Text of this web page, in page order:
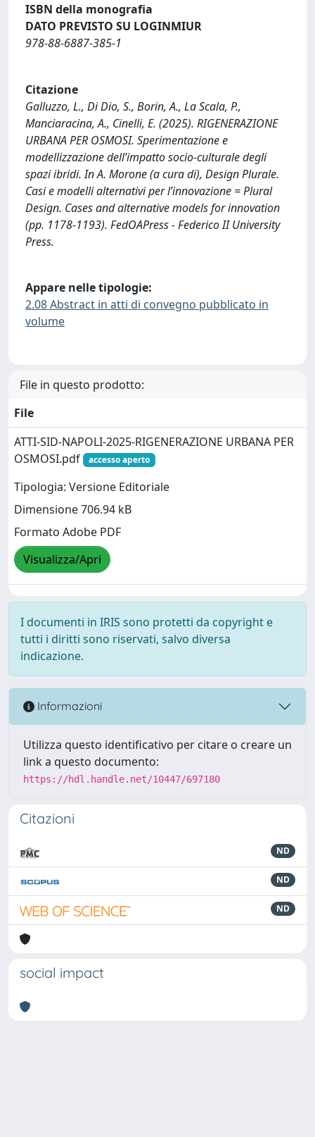
ISBN della monografia
DATO PREVISTO SU LOGINMIUR
978-88-6887-385-1
Citazione
Galluzzo, L., Di Dio, S., Borin, A., La Scala, P.,
Manciaracina, A., Cinelli, E. (2025). RIGENERAZIONE
URBANA PER OSMOSI. Sperimentazione e
modellizzazione dell’impatto socio-culturale degli
spazi ibridi. In A. Morone (a cura di), Design Plurale.
Casi e modelli alternativi per l’innovazione = Plural
Design. Cases and alternative models for innovation
(pp. 1178-1193). FedOAPress - Federico II University
Press.
Appare nelle tipologie:
2.08 Abstract in atti di convegno pubblicato in
volume
File in questo prodotto:
File
ATTI-SID-NAPOLI-2025-RIGENERAZIONE URBANA PER
OSMOSI.pdf
accesso aperto
Tipologia: Versione Editoriale
Dimensione 706.94 kB
Formato Adobe PDF
Visualizza/Apri
I documenti in IRIS sono protetti da copyright e
tutti i diritti sono riservati, salvo diversa
indicazione.
Informazioni
Utilizza questo identificativo per citare o creare un
link a questo documento:
https://hdl.handle.net/10447/697180
Citazioni
ND
ND
ND
social impact